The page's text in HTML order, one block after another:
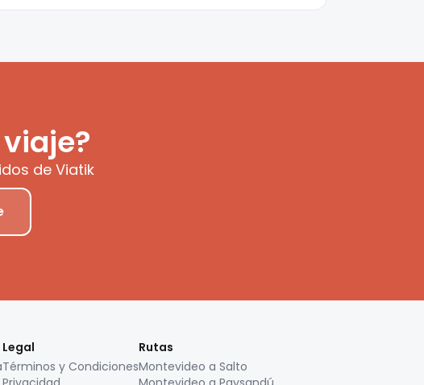
de Viatik
Legal
Términos y Condiciones
Rutas
Montevideo a Salto